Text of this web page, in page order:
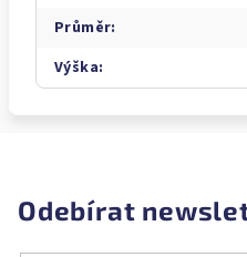
Průměr:
Výška:
Odebírat